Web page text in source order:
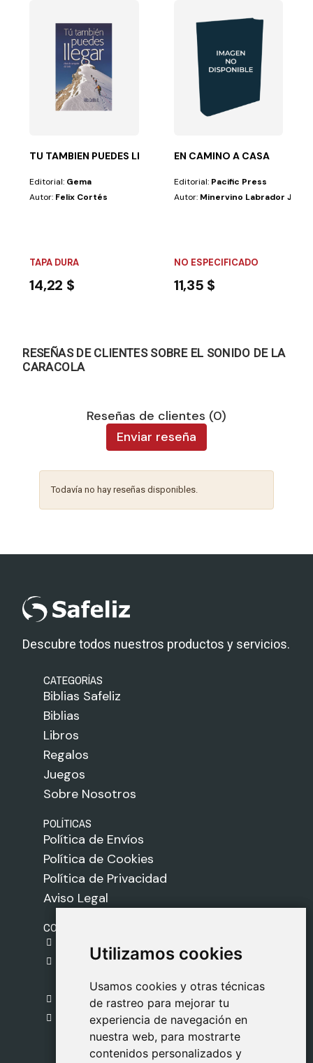
Utilizamos cookies
Usamos cookies y otras técnicas
de rastreo para mejorar tu
experiencia de navegación en
nuestra web, para mostrarte
contenidos personalizados y
Utilizamos cookies
Usamos cookies y otras técnicas
de rastreo para mejorar tu
experiencia de navegación en
nuestra web, para mostrarte
contenidos personalizados y
Y ESPERANZA
FIRME DE LA DOCTRINA ADVENTISTA DE LA CREACIÓN nos...
TU TAMBIEN PUEDES LLEGAR
Editorial: Gema
Autor: Felix Cortés
TAPA DURA
14,22 $
EN CAMINO A CASA
Editorial: Pacific Press
Autor: Minervino Labrador Jr
NO ESPECIFICADO
11,35 $
RESEÑAS DE CLIENTES SOBRE EL SONIDO DE LA
CARACOLA
Reseñas de clientes (0)
Enviar reseña
Todavía no hay reseñas disponibles.
Descubre todos nuestros productos y servicios.
CATEGORÍAS
Biblias Safeliz
Biblias
Libros
Regalos
Juegos
Sobre Nosotros
POLÍTICAS
Política de Envíos
Política de Cookies
Política de Privacidad
Aviso Legal
CONTACTO
C. del Pradillo, 6, 28770 Colmenar Viejo,
Madrid
918 459 877
Lunes a Viernes
09:00 - 13:00